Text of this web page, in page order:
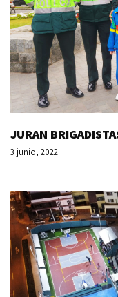
JURAN
3 junio, 2022